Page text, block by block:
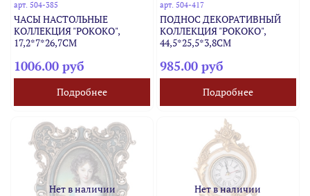
арт.504-385
ЧАСЫ НАСТОЛЬНЫЕ
КОЛЛЕКЦИЯ "РОКОКО",
17,2*7*26,7CM
1006.00 руб
Подробнее
арт. 504-417
ПОДНОС ДЕКОРАТИВНЫЙ
КОЛЛЕКЦИЯ "РОКОКО",
44,5*25,5*3,8CM
985.00 руб
Подробнее
Нет в наличии Нет в наличии